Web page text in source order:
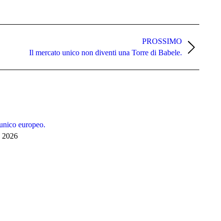
PROSSIMO
Il mercato unico non diventi una Torre di Babele.
europeo.
2026